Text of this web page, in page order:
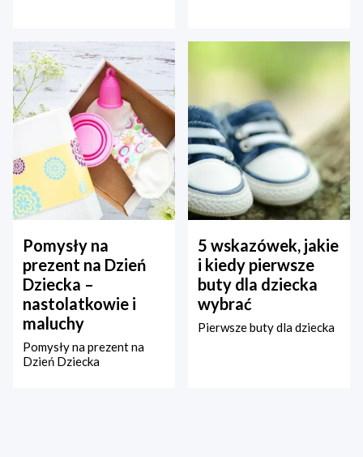
Pomysły na
prezent na Dzień
Dziecka –
nastolatkowie i
maluchy
Pomysły na prezent na
Dzień Dziecka
5 wskazówek, jakie
i kiedy pierwsze
buty dla dziecka
wybrać
Pierwsze buty dla dziecka